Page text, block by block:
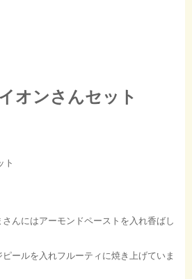
オンさんセット
んにはアーモンドペーストを入れ香ばし
ールを入れフルーティに焼き上げていま